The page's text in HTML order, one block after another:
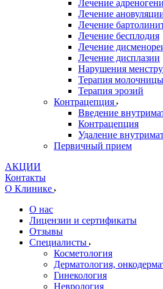
Лечение
Лечение
Лечение
Лечение бесплодия
Лечение
Лечение дисплазии
Нарушения
Терапия молочницы
Терапия эрозий
Контрацепция
Введение
Контрацепция
Удаление
Первичный прием
АКЦИИ
Контакты
О Клинике
О нас
Лицензии и сертификаты
Отзывы
Специалисты
Косметология
Дерматология,
Гинекология
Неврология